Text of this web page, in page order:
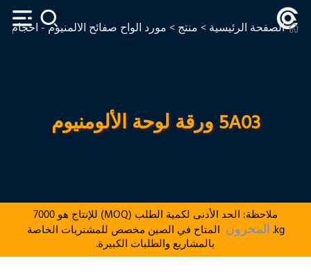
الصفحة الرئيسية> منتج> مورد ألواح صفائح الألمنيوم -
5A03 ورقة لوحة الألومنيوم
ملاحظة: الحد الأدنى لكمية الطلب (MOQ) للإنتاج هو 7000
kg. المخزون المتاح في الصين مخصص للمشتريات الخاصة
بالمشاريع والطلبات الكبيرة.